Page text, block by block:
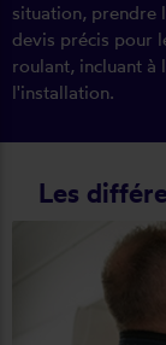
situation, prendre
devis précis pour
roulant, incluant à
l'installation.
Les